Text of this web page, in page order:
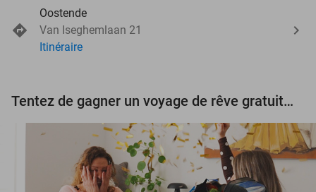
Oostende
Van Iseghemlaan 21
Itinéraire
Tentez de gagner un voyage de rêve gratuit d'une valeur de 3.000 € !